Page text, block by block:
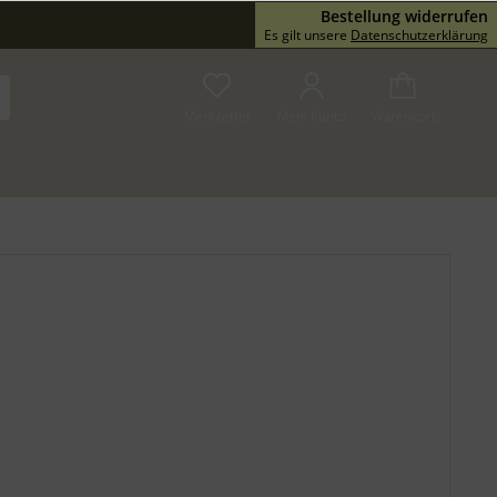
Service/Hilfe
Bestellung widerrufen
Es gilt unsere Datenschutzerklärung